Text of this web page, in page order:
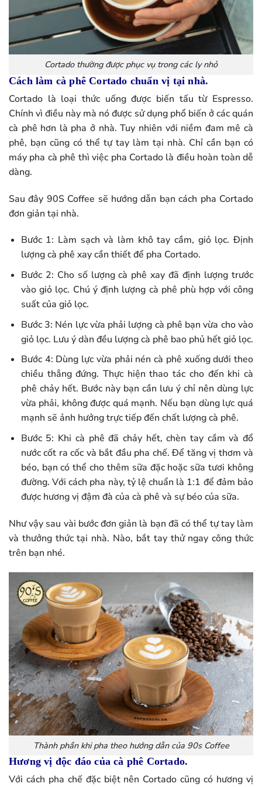
Cortado thường được phục vụ trong các ly nhỏ
Cách làm cà phê Cortado chuẩn vị tại nhà.
Cortado là loại thức uống được biến tấu từ Espresso.
Chính vì điều này mà nó được sử dụng phổ biến ở các quán
cà phê hơn là pha ở nhà. Tuy nhiên với niềm đam mê cà
phê, bạn cũng có thể tự tay làm tại nhà. Chỉ cần bạn có
máy pha cà phê thì việc pha Cortado là điều hoàn toàn dễ
dàng.
Sau đây 90S Coffee sẽ hướng dẫn bạn cách pha Cortado
đơn giản tại nhà.
Bước 1: Làm sạch và làm khô tay cầm, giỏ lọc. Định
lượng cà phê xay cần thiết để pha Cortado.
Bước 2: Cho số lượng cà phê xay đã định lượng trước
vào giỏ lọc. Chú ý định lượng cà phê phù hợp với công
suất của giỏ lọc.
Bước 3: Nén lực vừa phải lượng cà phê bạn vừa cho vào
giỏ lọc. Lưu ý dàn đều lượng cà phê bao phủ hết giỏ lọc.
Bước 4: Dùng lực vừa phải nén cà phê xuống dưới theo
chiều thẳng đứng. Thực hiện thao tác cho đến khi cà
phê chảy hết. Bước này bạn cần lưu ý chỉ nên dùng lực
vừa phải, không được quá mạnh. Nếu bạn dùng lực quá
mạnh sẽ ảnh hưởng trực tiếp đến chất lượng cà phê.
Bước 5: Khi cà phê đã chảy hết, chèn tay cầm và đổ
nước cốt ra cốc và bắt đầu pha chế. Để tăng vị thơm và
béo, bạn có thể cho thêm sữa đặc hoặc sữa tươi không
đường. Với cách pha này, tỷ lệ chuẩn là 1:1 để đảm bảo
được hương vị đậm đà của cà phê và sự béo của sữa.
Như vậy sau vài bước đơn giản là bạn đã có thể tự tay làm
và thưởng thức tại nhà. Nào, bắt tay thử ngay công thức
trên bạn nhé.
Thành phần khi pha theo hướng dẫn của 90s Coffee
Hương vị độc đáo của cà phê Cortado.
Với cách pha chế đặc biệt nên Cortado cũng có hương vị